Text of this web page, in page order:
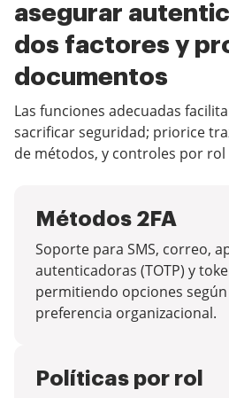
asegurar
dos factores y
documentos
Las funciones adecuadas
sacrificar seguridad; priorice
de métodos, y controles por
Métodos 2FA
Soporte para SMS, correo,
autenticadoras (TOTP) y
permitiendo opciones
preferencia organizacional.
Políticas por rol